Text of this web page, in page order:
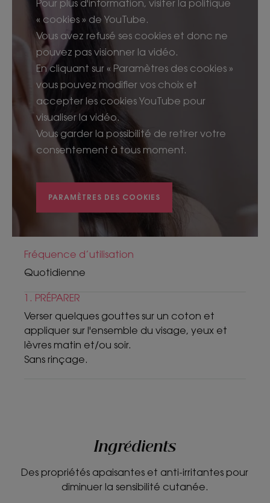
Pour plus d'information, visiter la politique
« cookies » de YouTube.
Vous avez refusé ses cookies et donc ne
pouvez pas visionner la vidéo.
En cliquant sur « Paramètres des cookies »
vous pouvez modifier vos choix et
accepter les cookies YouTube pour
visualiser la vidéo.
Vous garder la possibilité de retirer votre
consentement à tous moment.
PARAMÈTRES DES COOKIES
Fréquence d’utilisation
Quotidienne
1. PRÉPARER
Verser quelques gouttes sur un coton et
appliquer sur l'ensemble du visage, yeux et
lèvres matin et/ou soir.
Sans rinçage.
Ingrédients
Des propriétés apaisantes et anti-irritantes pour
diminuer la sensibilité cutanée.